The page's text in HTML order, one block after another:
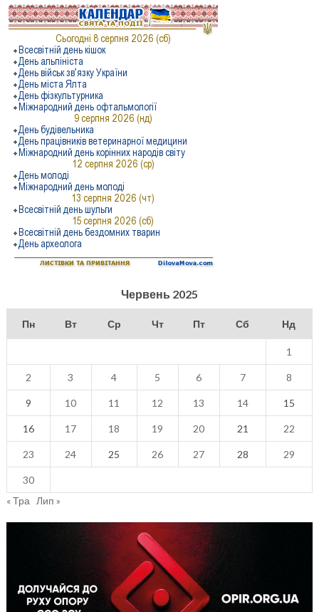
Червень 2025
Пн Вт Ср Чт Пт Сб Нд
1
2 3 4 5 6 7 8
9 10 11 12 13 14 15
16 17 18 19 20 21 22
23 24 25 26 27 28 29
30
« Тра
Лип »